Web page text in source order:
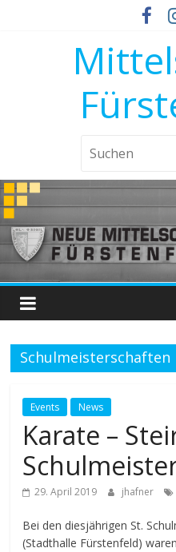
Schulmeisterschaften
Events News
Karate –
29. April 2019 jhafner
Bei den diesjährigen St.
(Stadthalle Fürstenfeld)